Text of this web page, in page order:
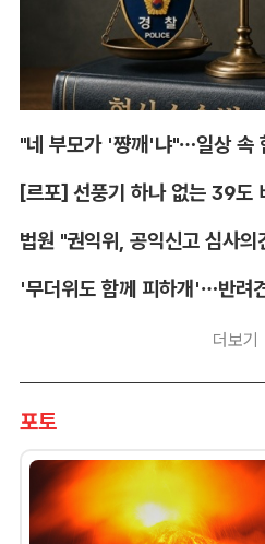
"네 부모가 '쨩깨'냐"…일상 속
법원 "권익위, 공익신고 심사의
더보기
포토